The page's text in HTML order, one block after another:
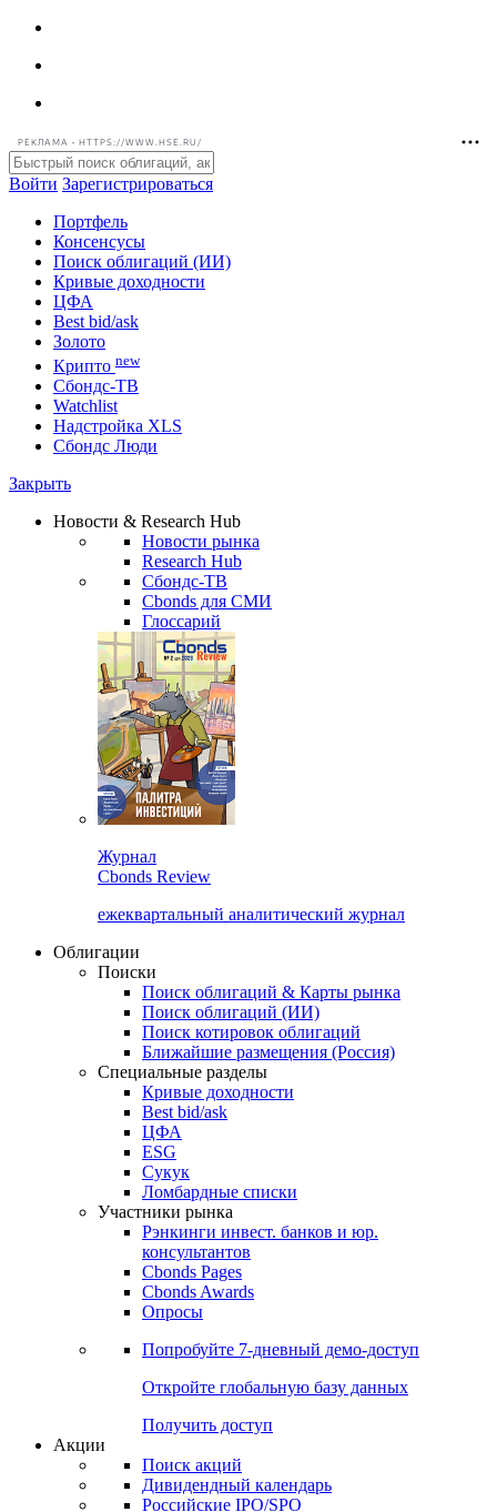
РЕКЛАМА • HTTPS://WWW.HSE.RU/
Войти Зарегистрироваться
Портфель
Консенсусы
Поиск облигаций (ИИ)
Кривые доходности
ЦФА
Best bid/ask
Золото
Крипто new
Watchlist
Сбондс Люди
Новости & Research Hub
Новости рынка
Research Hub
Сбондс-ТВ
Cbonds для СМИ
Глоссарий
Cbonds Review
ежеквартальный аналитический журнал
Облигации
Поиски
Поиск облигаций & Карты рынка
Поиск облигаций (ИИ)
Поиск котировок облигаций
Ближайшие размещения (Россия)
Специальные разделы
Кривые доходности
Best bid/ask
ЦФА
ESG
Сукук
Ломбардные списки
Участники рынка
Рэнкинги инвест. банков и юр.
Cbonds Pages
Опросы
Попробуйте7-дневный
Откройте глобальную базу данных
Получить доступ